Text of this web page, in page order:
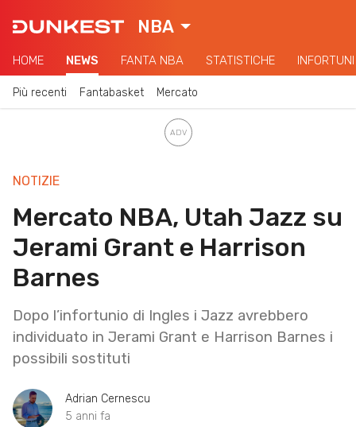
NBA
HOME NEWS FANTA NBA STATISTICHE INFORTUNI
Più recenti Fantabasket Mercato
NOTIZIE
Mercato NBA, Utah Jazz su
Jerami Grant e Harrison
Barnes
Dopo l’infortunio di Ingles i Jazz avrebbero
individuato in Jerami Grant e Harrison Barnes i
possibili sostituti
Adrian Cernescu
5 anni fa